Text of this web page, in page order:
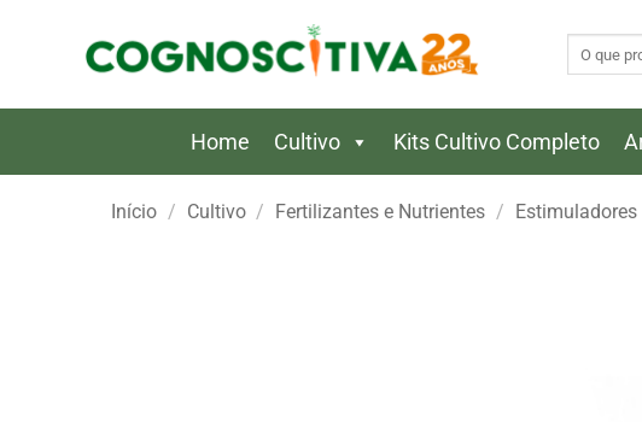
Home Cultivo Kits Cultivo Completo
Início / Cultivo / Fertilizantes e Nutrientes / Estimuladores